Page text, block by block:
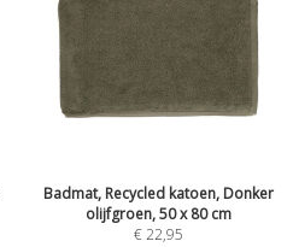
Badmat, Recycled katoen, Donker
olijfgroen, 50 x 80 cm
€22,95